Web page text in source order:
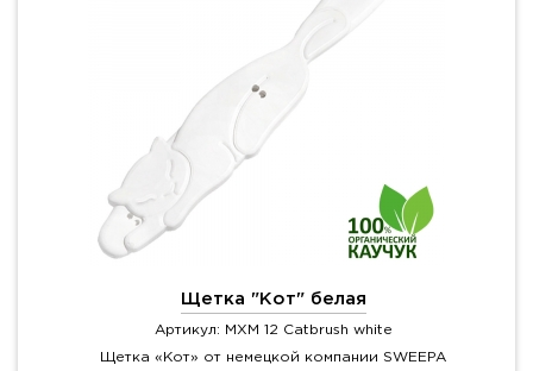
Щетка "Кот" белая
Артикул: MXM 12 Catbrush white
Щетка «Кот» от немецкой компании SWEEPA